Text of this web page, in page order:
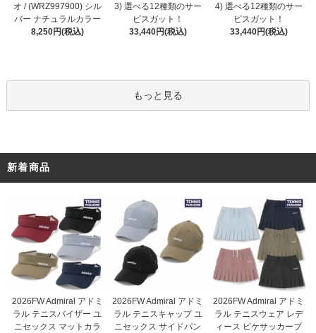
オ / (WRZ997900) シル
バー ナチュラルカラー
8,250円(税込)
3) 選べる12種類のサー
ビスガット！
33,440円(税込)
4) 選べる12種類のサー
ビスガット！
33,440円(税込)
もっと見る
新着商品
2026FW Admiral アドミ
ラル テニスバイザー ユ
ニセックス マットカラ
2026FW Admiral アドミ
ラル テニスキャップ ユ
ニセックス サイドパン
2026FW Admiral アドミ
ラル テニスウェア レデ
ィース ピケサッカープ